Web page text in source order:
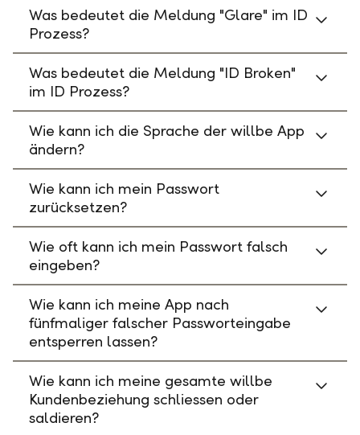
Was bedeutet die Meldung "Glare" im ID
Prozess?
Was bedeutet die Meldung "ID Broken"
im ID Prozess?
Wie kann ich die Sprache der willbe App
ändern?
Wie kann ich mein Passwort
zurücksetzen?
Wie oft kann ich mein Passwort falsch
eingeben?
Wie kann ich meine App nach
fünfmaliger falscher Passworteingabe
entsperren lassen?
Wie kann ich meine gesamte willbe
Kundenbeziehung schliessen oder
saldieren?